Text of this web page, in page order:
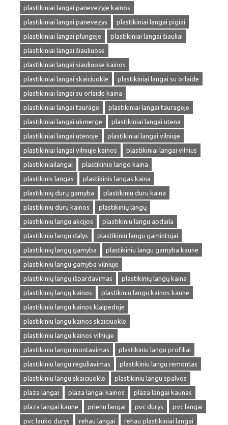
plastikiniai langai panevezyje kainos
plastikiniai langai panevezys
plastikiniai langai pigiai
plastikiniai langai plungeje
plastikiniai langai šiauliai
plastikiniai langai šiauliuose
plastikiniai langai siauliuose kainos
plastikiniai langai skaiciuokle
plastikiniai langai su orlaide
plastikiniai langai su orlaide kaina
plastikiniai langai taurage
plastikiniai langai taurageje
plastikiniai langai ukmerge
plastikiniai langai utena
plastikiniai langai utenoje
plastikiniai langai vilniuje
plastikiniai langai vilniuje kainos
plastikiniai langai vilnius
plastikiniailangai
plastikinio lango kaina
plastikinis langas
plastikinis langas kaina
plastikinių durų gamyba
plastikiniu duru kaina
plastikiniu duru kainos
plastikinių langų
plastikiniu langu akcijos
plastikiniu langu apdaila
plastikiniu langu dalys
plastikiniu langu gamintojai
plastikinių langų gamyba
plastikiniu langu gamyba kaune
plastikiniu langu gamyba vilniuje
plastikinių langų išpardavimas
plastikinių langų kaina
plastikinių langų kainos
plastikiniu langu kainos kaune
plastikiniu langu kainos klaipedoje
plastikiniu langu kainos skaiciuokle
plastikiniu langu kainos vilniuje
plastikiniu langu montavimas
plastikiniu langu profiliai
plastikiniu langu reguliavimas
plastikiniu langu remontas
plastikiniu langu skaiciuokle
plastikiniu langu spalvos
plaza langai
plaza langai kainos
plaza langai kaunas
plaza langai kaune
prienu langai pvc durys
pvc langai
pvc lauko durys
rehau langai
rehau plastikiniai langai